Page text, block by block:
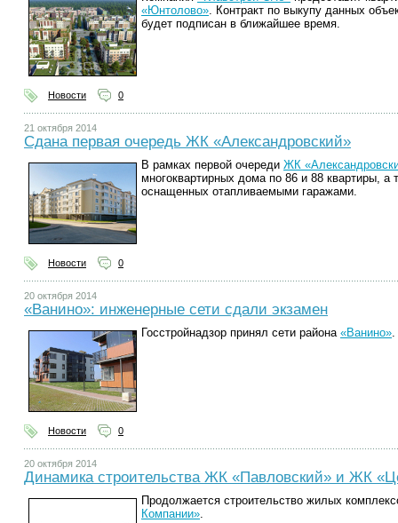
«Юнтолово». Контракт по выкупу данных
будет подписан в ближайшее время.
Новости 0
21 октября 2014
Сдана первая очередь ЖК «Александровский»
В рамках первой очереди ЖК
многоквартирных дома по 86 и 88 квартиры, а
оснащенных отапливаемыми гаражами.
Новости 0
20 октября 2014
«Ванино»: инженерные сети сдали экзамен
Госстройнадзор принял сети района «Ванино».
Новости 0
20 октября 2014
Динамика строительства ЖК «Павловский» и ЖК
Продолжается строительство жилых
Компании».